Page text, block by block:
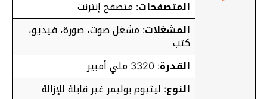
المتصفحات: متصفح إنترنت
المشغلات: مشغل صوت، صورة، فيديو،
كتب
القدرة: 3320 ملي أمبير
النوع: ليثيوم بوليمر غير قابلة للإزالة